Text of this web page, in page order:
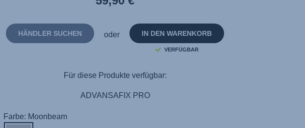
IN DEN WARENKORB
VERFÜGBAR
oder
HÄNDLER SUCHEN
Für diese Produkte verfügbar:
ADVANSAFIX PRO
Farbe: Moonbeam